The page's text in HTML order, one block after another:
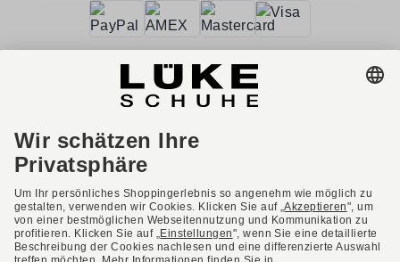
AGB Barrierefreiheit
Impressum